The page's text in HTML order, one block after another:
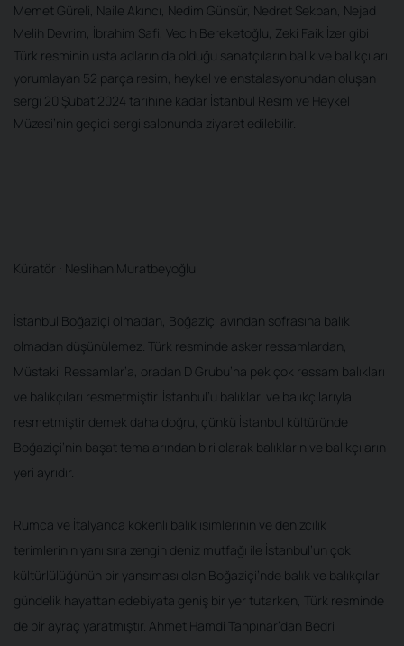
Memet Güreli, Naile Akıncı, Nedim Günsür, Nedret Sekban, Nejad
Melih Devrim, İbrahim Safi, Vecih Bereketoğlu, Zeki Faik İzer gibi
Türk resminin usta adların da olduğu sanatçıların balık ve balıkçıları
yorumlayan 52 parça resim, heykel ve enstalasyonundan oluşan
sergi 20 Şubat 2024 tarihine kadar İstanbul Resim ve Heykel
Müzesi’nin geçici sergi salonunda ziyaret edilebilir.
Küratör : Neslihan Muratbeyoğlu
İstanbul Boğaziçi olmadan, Boğaziçi avından sofrasına balık
olmadan düşünülemez. Türk resminde asker ressamlardan,
Müstakil Ressamlar’a, oradan D Grubu’na pek çok ressam balıkları
ve balıkçıları resmetmiştir. İstanbul’u balıkları ve balıkçılarıyla
resmetmiştir demek daha doğru, çünkü İstanbul kültüründe
Boğaziçi’nin başat temalarından biri olarak balıkların ve balıkçıların
yeri ayrıdır.
Rumca ve İtalyanca kökenli balık isimlerinin ve denizcilik
terimlerinin yanı sıra zengin deniz mutfağı ile İstanbul’un çok
kültürlülüğünün bir yansıması olan Boğaziçi’nde balık ve balıkçılar
gündelik hayattan edebiyata geniş bir yer tutarken, Türk resminde
de bir ayraç yaratmıştır. Ahmet Hamdi Tanpınar’dan Bedri